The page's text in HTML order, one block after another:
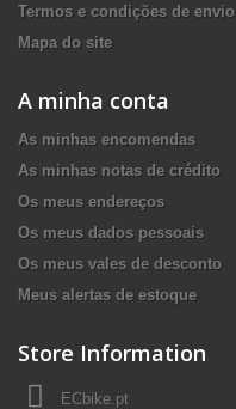
Termos e condições de envio
Mapa do site
A minha conta
As minhas encomendas
As minhas notas de crédito
Os meus endereços
Os meus dados pessoais
Os meus vales de desconto
Meus alertas de estoque
Store Information
ECbike.pt